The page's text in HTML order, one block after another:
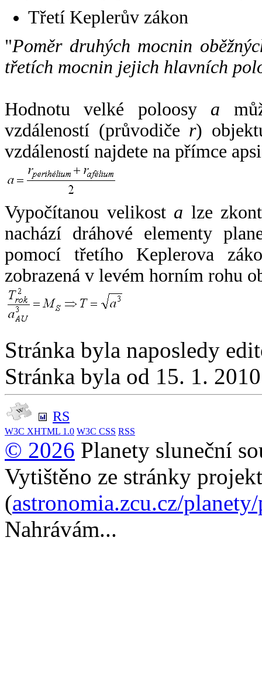
Třetí Keplerův zákon
"Poměr druhých mocnin
třetích mocnin jejich hlavních
Hodnotu velké poloosy a
vzdáleností (průvodiče r)
vzdáleností najdete na přímce
Vypočítanou velikost a lze
nachází dráhové elementy
pomocí třetího Keplerova
zobrazená v levém horním rohu
Stránka byla naposledy
Stránka byla od 15. 1.
RS
W3C XHTML 1.0 W3C CSS RSS
© 2026 Planety sluneční
Vytištěno ze stránky
(astronomia.zcu.cz/
Nahrávám...